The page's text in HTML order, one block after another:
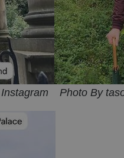
Photo By